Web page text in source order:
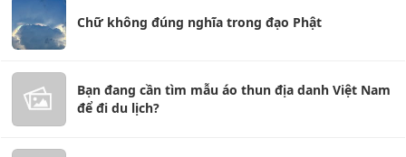
Chữ không đúng nghĩa trong đạo Phật
Bạn đang cần tìm mẫu áo thun địa danh Việt Nam
để đi du lịch?